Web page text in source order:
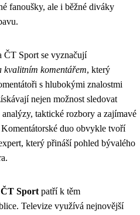
fanoušky, ale i běžné diváky
ČT Sport se vyznačují
kvalitním komentářem, který
s hlubokými znalostmi
nejen možnost sledovat
analýzy, taktické rozbory a zajímavé
duo obvykle tvoří
který přináší pohled bývalého
ČT Sport patří k těm
Televize využívá nejnovější